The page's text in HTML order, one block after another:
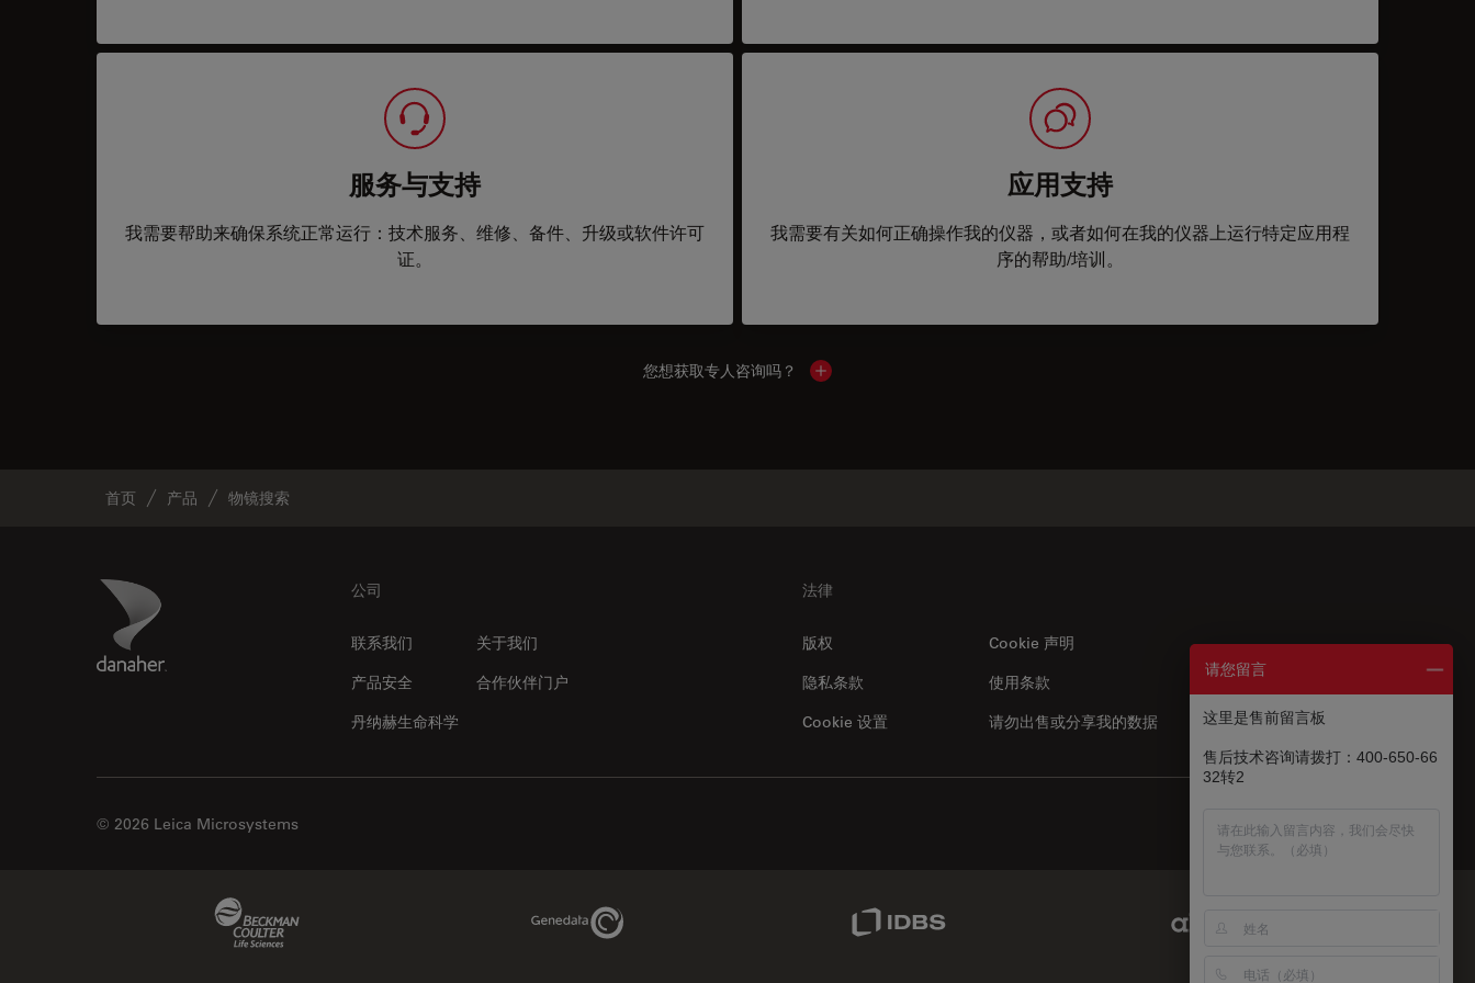
服务与支持
我需要帮助来确保系统正常运行：技术服务、维修、备件、升级或软件许可
证。
应用支持
我需要有关如何正确操作我的仪器，或者如何在我的仪器上运行特定应用程
序的帮助/培训。
您想获取专人咨询吗？ Show local contacts
首页 产品 物镜搜索
Danaher Logo 公司
联系我们
关于我们
产品安全
合作伙伴门户
丹纳赫生命科学
法律
版权
Cookie 声明
隐私条款
请勿出售或分享我的数据
使用条款
Cookie 设置
US|zh
© 2026 Leica Microsystems
Genedata Link IDBS Link
请您留言
这里是售前留言板
售后技术咨询请拨打：400-650-66
32转2